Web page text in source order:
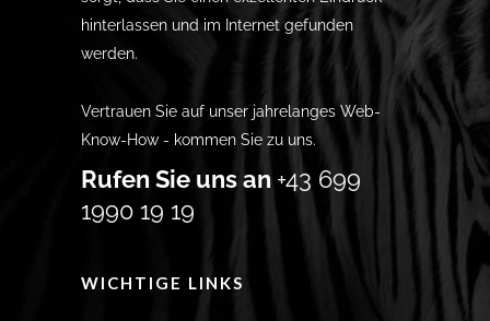
hinterlassen und im Internet gefunden
werden.
Vertrauen Sie auf unser jahrelanges Web-
Know-How - kommen Sie zu uns.
Rufen Sie uns an +43 699
1990 19 19
WICHTIGE LINKS